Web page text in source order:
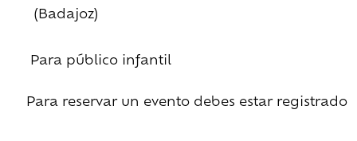
(Badajoz)
Para público infantil
Para reservar un evento debes estar registrado